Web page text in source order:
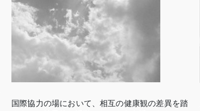
国際協力の場において、相互の健康観の差異を踏